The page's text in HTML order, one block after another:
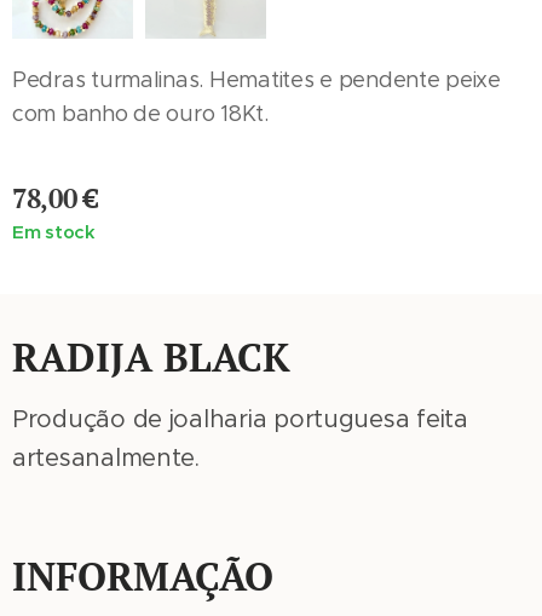
Pedras turmalinas. Hematites e pendente peixe
com banho de ouro 18Kt.
78,00€
Em stock
RADIJA BLACK
Produção de joalharia portuguesa feita
artesanalmente.
INFORMAÇÃO